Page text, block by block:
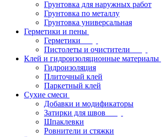
Грунтовка для наружных работ
Грунтовка по металлу
Грунтовка универсальная
Герметики и пены
Герметики
Пистолеты и очистители
Клей и гидроизоляционные материалы
Гидроизоляция
Плиточный клей
Паркетный клей
Сухие смеси
Добавки и модификаторы
Затирки для швов
Шпаклевки
Ровнители и стяжки